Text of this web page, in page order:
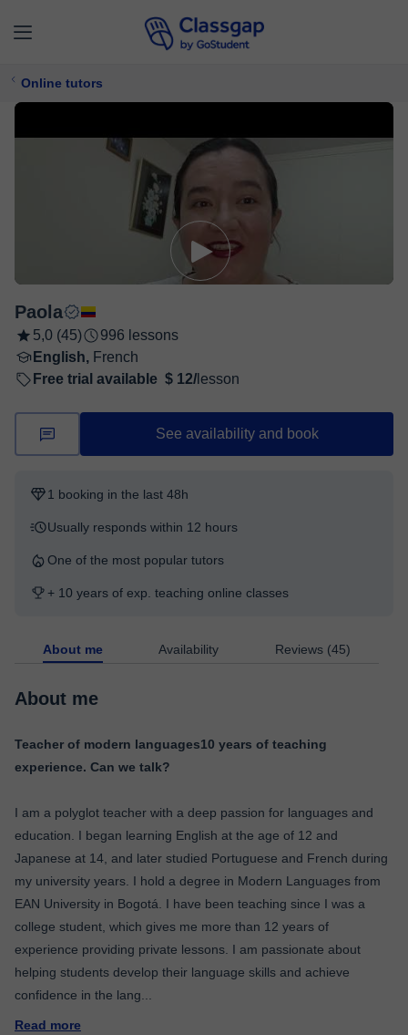
Online tutors
Paola
5,0 (45)
996 lessons
English, French
Free trial available $ 12/ lesson
See availability and book
1 booking in the last 48h
Usually responds within 12 hours
One of the most popular tutors
+ 10 years of exp. teaching online classes
About me Availability Reviews (45)
About me
Teacher of modern languages10 years of teaching
experience. Can we talk?
I am a polyglot teacher with a deep passion for languages and
education. I began learning English at the age of 12 and
Japanese at 14, and later studied Portuguese and French during
my university years. I hold a degree in Modern Languages from
EAN University in Bogotá. I have been teaching since I was a
college student, which gives me more than 12 years of
experience providing private lessons. I am passionate about
helping students develop their language skills and achieve
confidence in the lang
Read more